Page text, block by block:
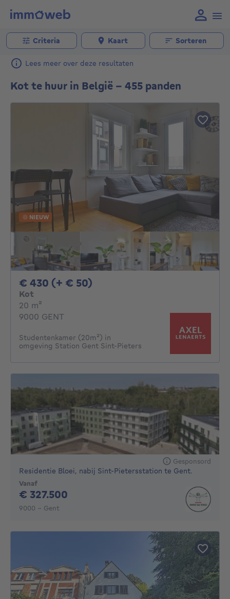
Criteria Kaart Sorteren
Lees meer over deze resultaten
Kot te huur in België - 455 panden
NIEUW
€ 430 (+ € 50)
Kot
20 m²
9000 GENT
Studentenkamer (20m²) in
omgeving Station Gent Sint-Pieters
Gesponsord
Residentie Bloei, nabij Sint-Pietersstation te Gent.
Vanaf
€ 327.500
9000 - Gent